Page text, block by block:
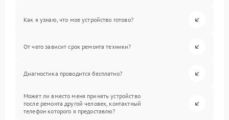
Как я узнаю, что мое устройство готово?
От чего зависит срок ремонта техники?
Диагностика проводится бесплатно?
Может ли вместо меня принять устройство
после ремонта другой человек, контактный
телефон которого я предоставлю?